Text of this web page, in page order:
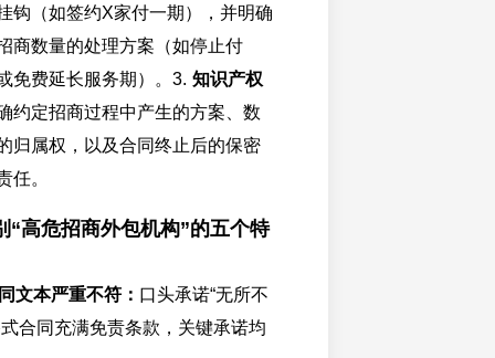
钩（如签约X家付一期），并明确
商数量的处理方案（如停止付
免费延长服务期）。3. 知识产权
约定招商过程中产生的方案、数
归属权，以及合同终止后的保密
任。
“高危招商外包机构”的五个特
文本严重不符： 口头承诺“无所不
合同充满免责条款，关键承诺均